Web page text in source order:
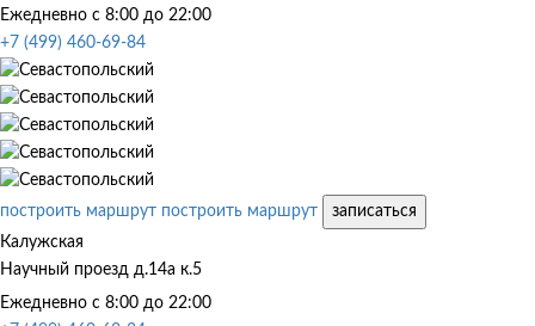
Ежедневно с 8:00 до 22:00
+7 (499) 460-69-84
построить маршрут построить маршрут
записаться
Калужская
Научный проезд д.14а к.5
Ежедневно с 8:00 до 22:00